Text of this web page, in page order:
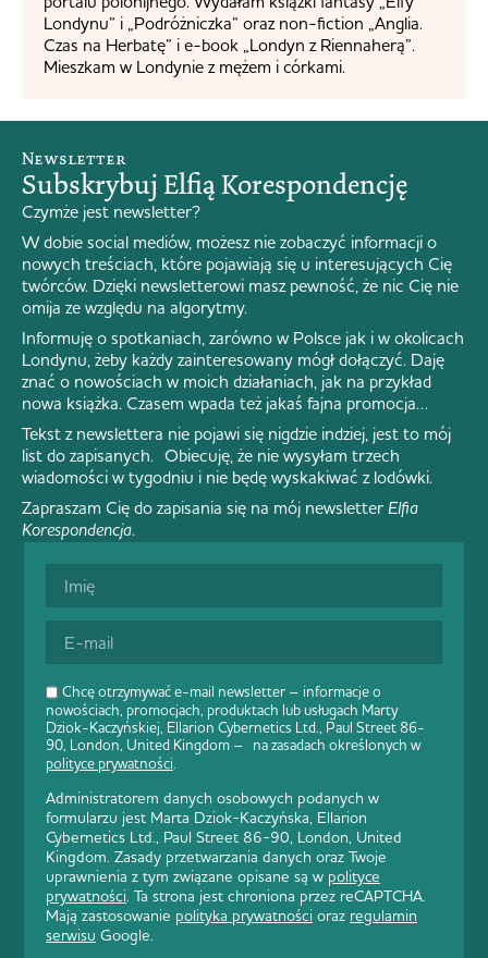
Londynu” i „Podróżniczka” oraz non-fiction „Anglia.
Czas na Herbatę” i e-book „Londyn z Riennaherą”.
Mieszkam w Londynie z mężem i córkami.
Chcę otrzymywać e-mail newsletter – informacje o
nowościach, promocjach, produktach lub usługach Marty
Dziok-Kaczyńskiej, Ellarion Cybernetics Ltd., Paul Street 86-
90, London, United Kingdom – na zasadach określonych w
polityce prywatności.
Administratorem danych osobowych podanych w
formularzu jest Marta Dziok-Kaczyńska, Ellarion
Cybernetics Ltd., Paul Street 86-90, London, United
Kingdom. Zasady przetwarzania danych oraz Twoje
uprawnienia z tym związane opisane są w polityce
prywatności. Ta strona jest chroniona przez reCAPTCHA.
Mają zastosowanie polityka prywatności oraz regulamin
serwisu Google.
Newsletter
Subskrybuj Elfią Korespondencję
Czymże jest newsletter?
W dobie social mediów, możesz nie zobaczyć informacji o
nowych treściach, które pojawiają się u interesujących Cię
twórców. Dzięki newsletterowi masz pewność, że nic Cię nie
omija ze względu na algorytmy.
Informuję o spotkaniach, zarówno w Polsce jak i w okolicach
Londynu, żeby każdy zainteresowany mógł dołączyć. Daję
znać o nowościach w moich działaniach, jak na przykład
nowa książka. Czasem wpada też jakaś fajna promocja…
Tekst z newslettera nie pojawi się nigdzie indziej, jest to mój
list do zapisanych. Obiecuję, że nie wysyłam trzech
wiadomości w tygodniu i nie będę wyskakiwać z lodówki.
Zapraszam Cię do zapisania się na mój newsletter Elfia
Korespondencja.